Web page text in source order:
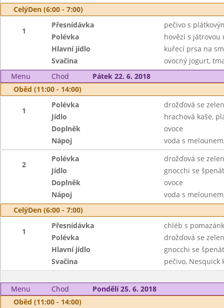
CelýDen (6:00 - 7:00)
1
Přesnídávka
pečivo s
Polévka
hovězí s játrovou
Hlavní jídlo
kuřecí prsa na
Svačina
ovocný jogurt,
Menu
Chod
Pátek 22. 6. 2018
Oběd (11:00 - 14:00)
1
Polévka
drožďová se
Jídlo
hrachová kaše,
Doplněk
ovoce
Nápoj
voda s
2
Polévka
drožďová se
Jídlo
gnocchi se
Doplněk
ovoce
Nápoj
voda s
CelýDen (6:00 - 7:00)
1
Přesnídávka
chléb s
Polévka
drožďová se
Hlavní jídlo
gnocchi se
Svačina
pečivo, Nesquick
Menu Chod
Pondělí 25. 6. 2018
Oběd (11:00 - 14:00)